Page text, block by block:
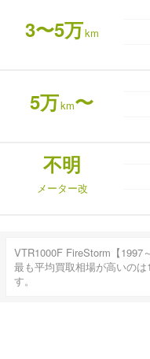
3〜5万km
5万km〜
不明
メーター改
VTR1000F FireStorm【1997
最も平均買取相場が高いの
す。